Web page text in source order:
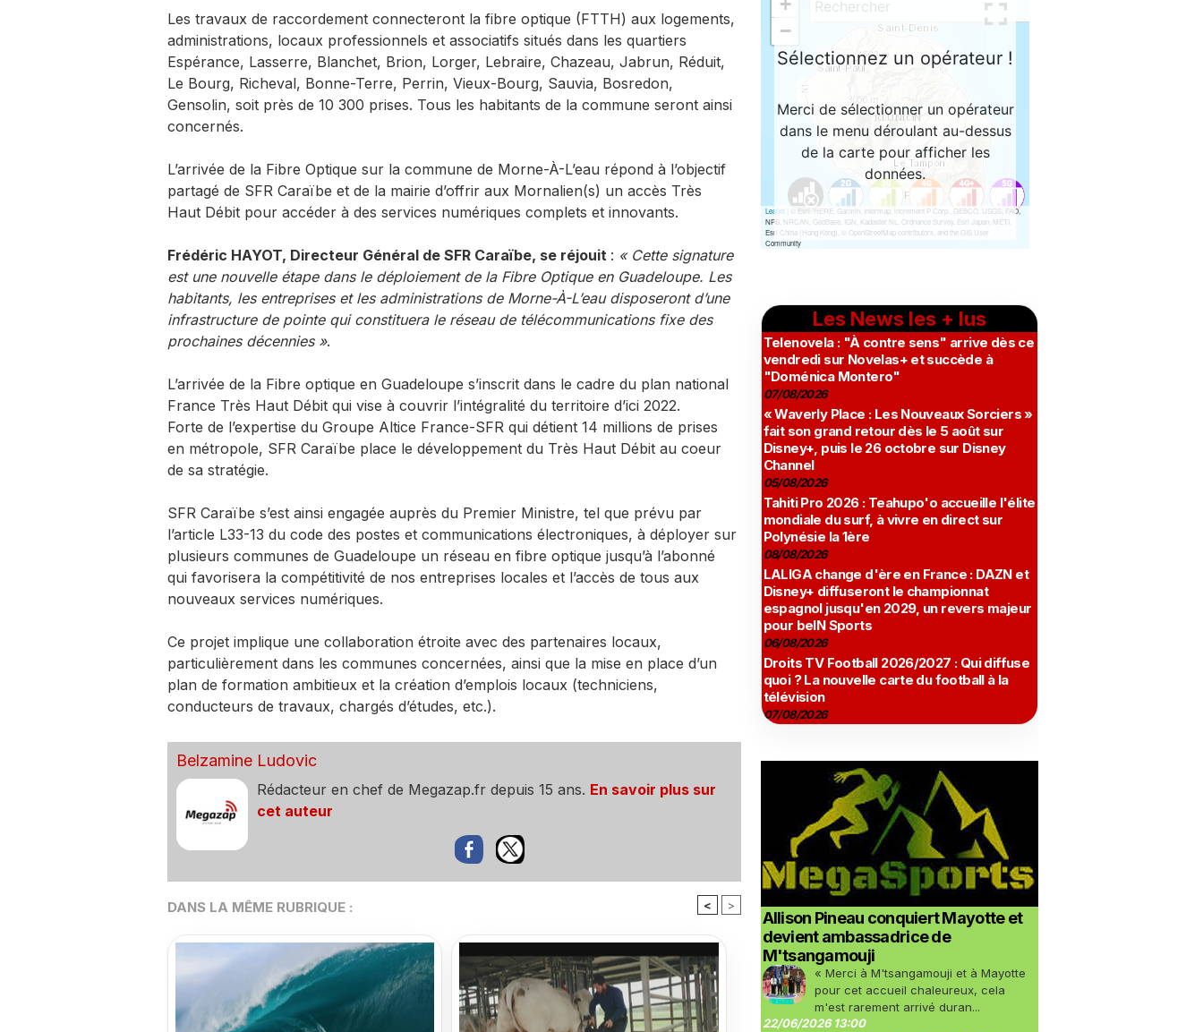
Les travaux de raccordement connecteront la fibre optique (FTTH) aux logements,
administrations, locaux professionnels et associatifs situés dans les quartiers
Espérance, Lasserre, Blanchet, Brion, Lorger, Lebraire, Chazeau, Jabrun, Réduit,
Le Bourg, Richeval, Bonne-Terre, Perrin, Vieux-Bourg, Sauvia, Bosredon,
Gensolin, soit près de 10 300 prises. Tous les habitants de la commune seront ainsi
concernés.
L’arrivée de la Fibre Optique sur la commune de Morne-À-L’eau répond à l’objectif
partagé de SFR Caraïbe et de la mairie d’offrir aux Mornalien(s) un accès Très
Haut Débit pour accéder à des services numériques complets et innovants.
Frédéric HAYOT, Directeur Général de SFR Caraïbe, se réjouit : « Cette signature
est une nouvelle étape dans le déploiement de la Fibre Optique en Guadeloupe. Les
habitants, les entreprises et les administrations de Morne-À-L’eau disposeront d’une
infrastructure de pointe qui constituera le réseau de télécommunications fixe des
prochaines décennies ».
L’arrivée de la Fibre optique en Guadeloupe s’inscrit dans le cadre du plan national
France Très Haut Débit qui vise à couvrir l’intégralité du territoire d’ici 2022.
Forte de l’expertise du Groupe Altice France-SFR qui détient 14 millions de prises
en métropole, SFR Caraïbe place le développement du Très Haut Débit au coeur
de sa stratégie.
SFR Caraïbe s’est ainsi engagée auprès du Premier Ministre, tel que prévu par
l’article L33-13 du code des postes et communications électroniques, à déployer sur
plusieurs communes de Guadeloupe un réseau en fibre optique jusqu’à l’abonné
qui favorisera la compétitivité de nos entreprises locales et l’accès de tous aux
nouveaux services numériques.
Ce projet implique une collaboration étroite avec des partenaires locaux,
particulièrement dans les communes concernées, ainsi que la mise en place d’un
plan de formation ambitieux et la création d’emplois locaux (techniciens,
conducteurs de travaux, chargés d’études, etc.).
Belzamine Ludovic
Rédacteur en chef de Megazap.fr depuis 15 ans. En savoir plus sur
cet auteur
DANS LA MÊME RUBRIQUE : < >
Les News les + lus
Telenovela : "À contre sens" arrive dès ce
vendredi sur Novelas+ et succède à
"Doménica Montero"
07/08/2026
« Waverly Place : Les Nouveaux Sorciers »
fait son grand retour dès le 5 août sur
Disney+, puis le 26 octobre sur Disney
Channel
05/08/2026
Tahiti Pro 2026 : Teahupo'o accueille l'élite
mondiale du surf, à vivre en direct sur
Polynésie la 1ère
08/08/2026
LALIGA change d'ère en France : DAZN et
Disney+ diffuseront le championnat
espagnol jusqu'en 2029, un revers majeur
pour beIN Sports
06/08/2026
Droits TV Football 2026/2027 : Qui diffuse
quoi ? La nouvelle carte du football à la
télévision
07/08/2026
Allison Pineau conquiert Mayotte et
devient ambassadrice de
M'tsangamouji
« Merci à M'tsangamouji et à Mayotte
pour cet accueil chaleureux, cela
m'est rarement arrivé duran...
22/06/2026 13:00